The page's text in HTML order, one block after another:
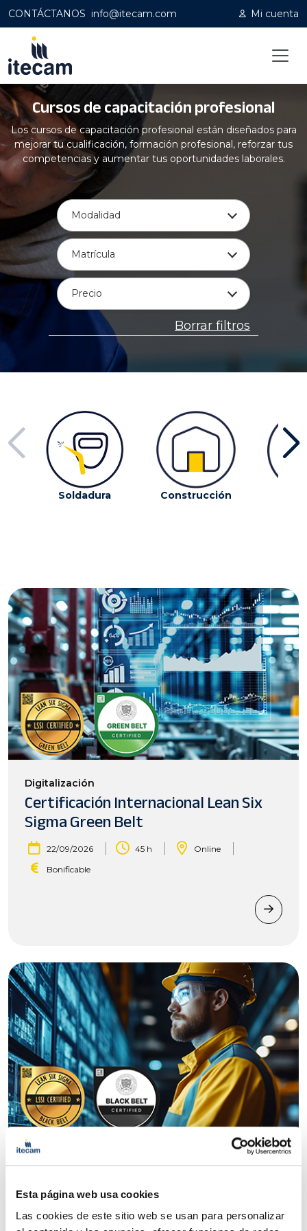
Esta página web usa cookies
Las cookies de este sitio web se usan para personalizar
CONTÁCTANOS info@itecam.com Mi cuenta
Home | Capacitación profesional
Cursos de capacitación profesional
Los cursos de capacitación profesional están diseñados para
mejorar tu cualificación, formación profesional, reforzar tus
competencias y aumentar tus oportunidades laborales.
Modalidad
Matrícula
Precio
Borrar filtros
Soldadura Construcción
Digitalización
Certificación Internacional Lean Six
Sigma Green Belt
22/09/2026 | 45 h | Online |
Bonificable
Digitalización
Sigma Black Belt
| | Online |